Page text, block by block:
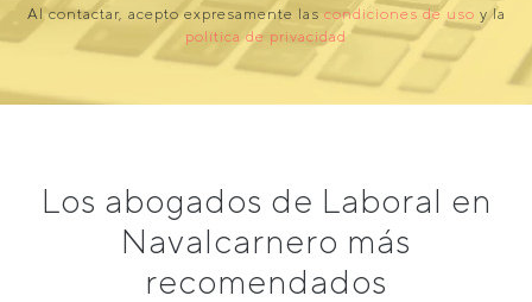
Al contactar, acepto expresamente las condiciones de uso y la
política de privacidad
Los abogados de Laboral en
Navalcarnero más
recomendados